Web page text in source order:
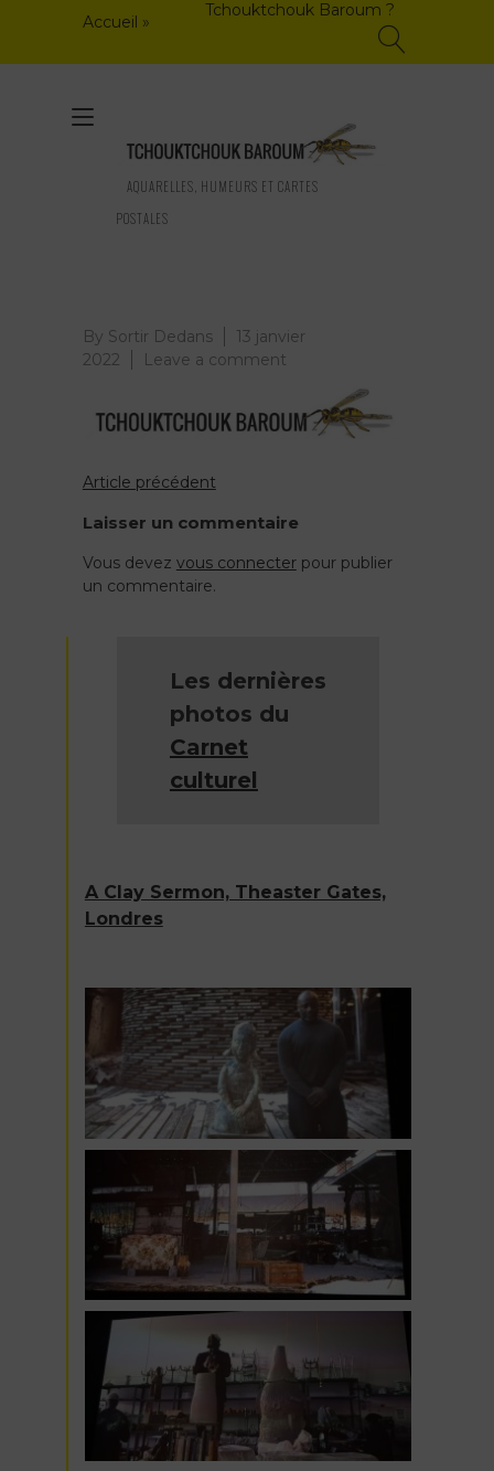
Accueil »
Tchouktchouk Baroum ?
AQUARELLES, HUMEURS ET CARTES
POSTALES
Toggle
navigation
By Sortir Dedans
13 janvier
2022
Leave a commenton
Navigation
de
l’article
Article précédent
Laisser un commentaire
Vous devez vous connecterpour publier
un commentaire.
Les dernières
photos du
Carnet
culturel
A Clay Sermon, Theaster Gates,
Londres